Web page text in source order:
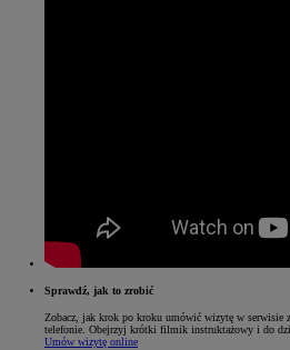
Sprawdź, jak to zrobić
Zobacz, jak krok po kroku umówić wizytę w serwisie
telefonie. Obejrzyj krótki filmik instruktażowy i do
Umów wizytę online